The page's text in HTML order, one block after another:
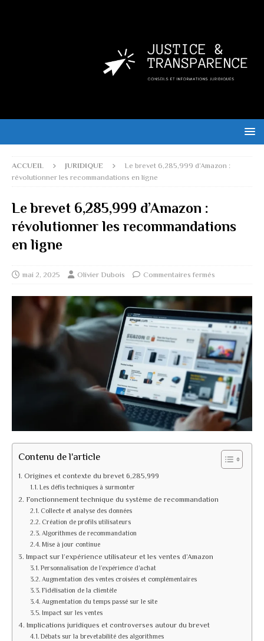
ACCUEIL JURIDIQUE
Le brevet 6,285,999 d’Amazon :
révolutionner les recommandations en ligne
Le brevet 6,285,999 d’Amazon :
révolutionner les recommandations
en ligne
mai 2, 2025 Olivier Dubois Commentaires fermés
Contenu de l'article
Origines et contexte du brevet 6,285,999
Les défis techniques à surmonter
Fonctionnement technique du système de recommandation
Collecte et analyse des données
Création de profils utilisateurs
Algorithmes de recommandation
Mise à jour continue
Impact sur l’expérience utilisateur et les ventes d’Amazon
Personnalisation de l’expérience d’achat
Augmentation des ventes croisées et complémentaires
Fidélisation de la clientèle
Augmentation du temps passé sur le site
Impact sur les ventes
Implications juridiques et controverses autour du brevet
Débats sur la brevetabilité des algorithmes